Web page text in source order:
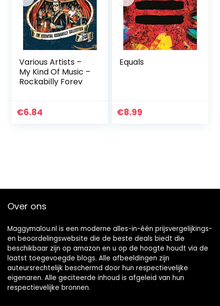
Various Artists –
My Kind Of Music –
Rockabilly Forev
€6.84
Equals
€8.99
Over ons
Maggymalou.nl is een moderne alles-in-één prijsvergelijkings-
en beoordelingswebsite die de beste deals biedt die
beschikbaar zijn op amazon en u op de hoogte houdt via de
laatst toegevoegde blogs. Alle afbeeldingen zijn
auteursrechtelijk beschermd door hun respectievelijke
eigenaren. Alle geciteerde inhoud is afgeleid van hun
respectievelijke bronnen.